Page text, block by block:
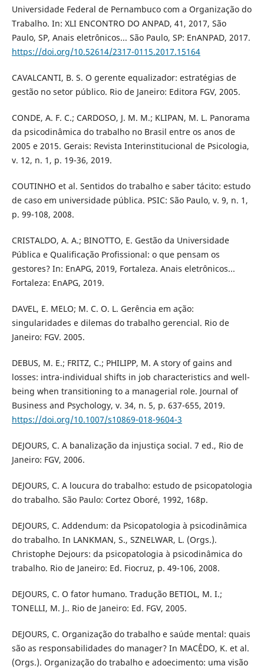
Universidade Federal de Pernambuco com a Organização do
Trabalho. In: XLI ENCONTRO DO ANPAD, 41, 2017, São
Paulo, SP, Anais eletrônicos... São Paulo, SP: EnANPAD, 2017.
https://doi.org/10.52614/2317-0115.2017.15164
CAVALCANTI, B. S. O gerente equalizador: estratégias de
gestão no setor público. Rio de Janeiro: Editora FGV, 2005.
CONDE, A. F. C.; CARDOSO, J. M. M.; KLIPAN, M. L. Panorama
da psicodinâmica do trabalho no Brasil entre os anos de
2005 e 2015. Gerais: Revista Interinstitucional de Psicologia,
v. 12, n. 1, p. 19-36, 2019.
COUTINHO et al. Sentidos do trabalho e saber tácito: estudo
de caso em universidade pública. PSIC: São Paulo, v. 9, n. 1,
p. 99-108, 2008.
CRISTALDO, A. A.; BINOTTO, E. Gestão da Universidade
Pública e Qualificação Profissional: o que pensam os
gestores? In: EnAPG, 2019, Fortaleza. Anais eletrônicos...
Fortaleza: EnAPG, 2019.
DAVEL, E. MELO; M. C. O. L. Gerência em ação:
singularidades e dilemas do trabalho gerencial. Rio de
Janeiro: FGV. 2005.
DEBUS, M. E.; FRITZ, C.; PHILIPP, M. A story of gains and
losses: intra-individual shifts in job characteristics and well-
being when transitioning to a managerial role. Journal of
Business and Psychology, v. 34, n. 5, p. 637-655, 2019.
https://doi.org/10.1007/s10869-018-9604-3
DEJOURS, C. A banalização da injustiça social. 7 ed., Rio de
Janeiro: FGV, 2006.
DEJOURS, C. A loucura do trabalho: estudo de psicopatologia
do trabalho. São Paulo: Cortez Oboré, 1992, 168p.
DEJOURS, C. Addendum: da Psicopatologia à psicodinâmica
do trabalho. In LANKMAN, S., SZNELWAR, L. (Orgs.).
Christophe Dejours: da psicopatologia à psicodinâmica do
trabalho. Rio de Janeiro: Ed. Fiocruz, p. 49-106, 2008.
DEJOURS, C. O fator humano. Tradução BETIOL, M. I.;
TONELLI, M. J.. Rio de Janeiro: Ed. FGV, 2005.
DEJOURS, C. Organização do trabalho e saúde mental: quais
são as responsabilidades do manager? In MACÊDO, K. et al.
(Orgs.). Organização do trabalho e adoecimento: uma visão